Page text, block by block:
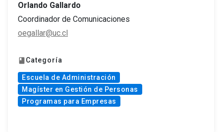
Orlando Gallardo
Coordinador de Comunicaciones
oegallar@uc.cl
book Categoría
Escuela de Administración
Magíster en Gestión de Personas
Programas para Empresas